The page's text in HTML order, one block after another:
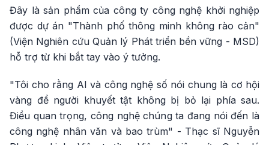
Đây là sản phẩm của công ty công nghệ khởi nghiệp
được dự án "Thành phố thông minh không rào cản"
(Viện Nghiên cứu Quản lý Phát triển bền vững - MSD)
hỗ trợ từ khi bắt tay vào ý tưởng.
"Tôi cho rằng AI và công nghệ số nói chung là cơ hội
vàng để người khuyết tật không bị bỏ lại phía sau.
Điều quan trọng, công nghệ chúng ta đang nói đến là
công nghệ nhân văn và bao trùm" - Thạc sĩ Nguyễn